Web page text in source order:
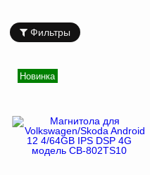
Фильтры
Новинка